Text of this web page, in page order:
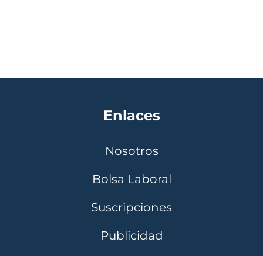
Enlaces
Nosotros
Bolsa Laboral
Suscripciones
Publicidad